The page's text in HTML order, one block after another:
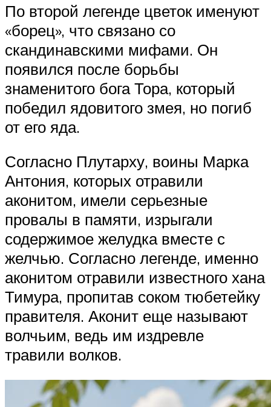
По второй легенде цветок именуют
«борец», что связано со
скандинавскими мифами. Он
появился после борьбы
знаменитого бога Тора, который
победил ядовитого змея, но погиб
от его яда.
Согласно Плутарху, воины Марка
Антония, которых отравили
аконитом, имели серьезные
провалы в памяти, изрыгали
содержимое желудка вместе с
желчью. Согласно легенде, именно
аконитом отравили известного хана
Тимура, пропитав соком тюбетейку
правителя. Аконит еще называют
волчьим, ведь им издревле
травили волков.